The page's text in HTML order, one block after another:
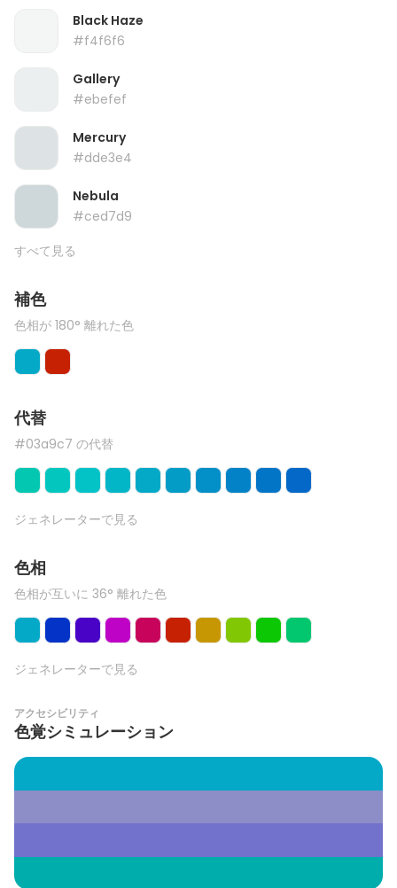
Black Haze
#f4f6f6
Gallery
#ebefef
Mercury
#dde3e4
Nebula
#ced7d9
すべて見る
補色
色相が 180° 離れた色
代替
#03a9c7 の代替
ジェネレーターで見る
色相
色相が互いに 36° 離れた色
ジェネレーターで見る
アクセシビリティ
色覚シミュレーション